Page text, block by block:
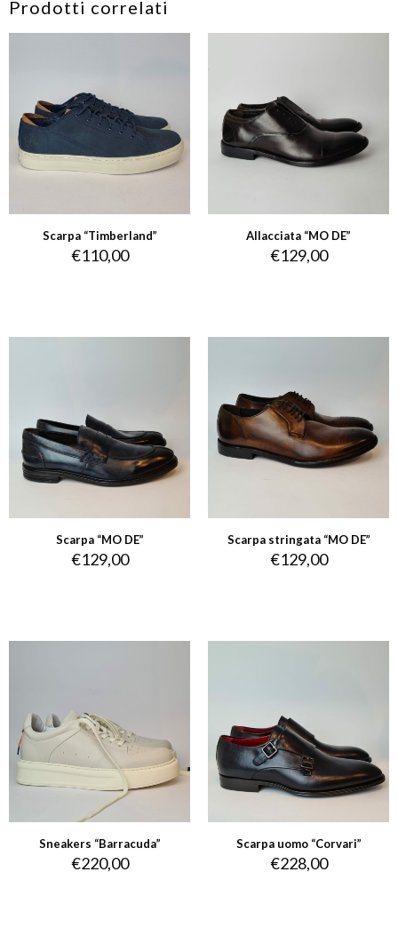
Prodotti correlati
Scarpa “Timberland”
€110,00
Allacciata “MO DE”
€129,00
Scarpa “MO DE”
€129,00
Scarpa stringata “MO DE”
€129,00
Sneakers “Barracuda”
€220,00
Scarpa uomo “Corvari”
€228,00